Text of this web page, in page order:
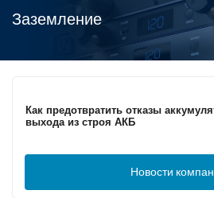
Заземление
Кабели для промышленных сетей в
Как предотвратить отказы
выхода из строя АКБ
С 3–4 ноября 2025 г.
товара производиться не будет!
Новости